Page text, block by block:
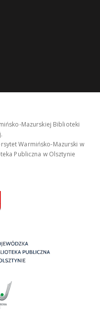
Mazurskiej Biblioteki
Warmińsko-Mazurski w
Publiczna w Olsztynie